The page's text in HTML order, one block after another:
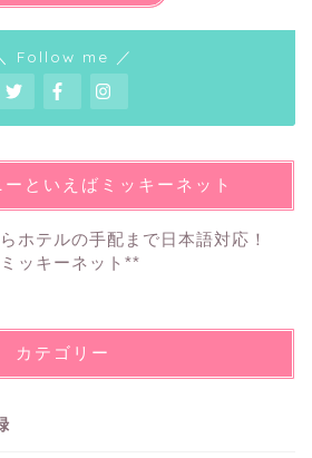
Follow me ／
といえばミッキーネット
ホテルの手配まで日本語対応！
ッキーネット**
カテゴリー